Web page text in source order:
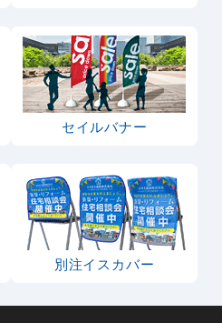
セイルバナー
別注イスカバー